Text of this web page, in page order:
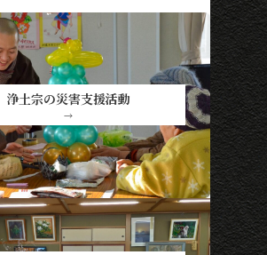
浄土宗の災害支援活動
→